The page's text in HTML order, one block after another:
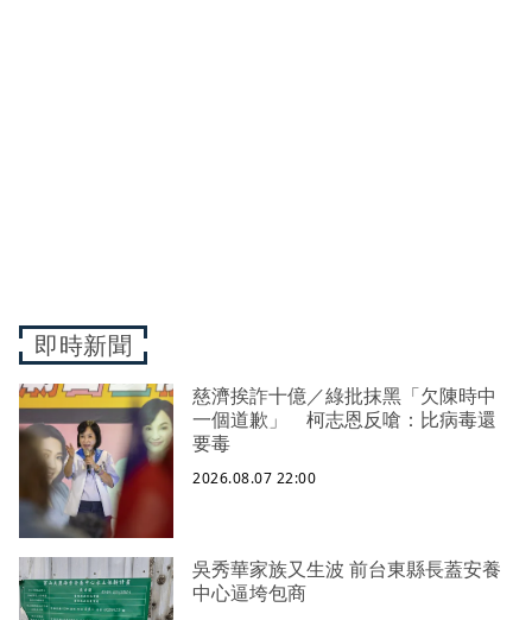
即時新聞
慈濟挨詐十億／綠批抹黑「欠陳時中
一個道歉」 柯志恩反嗆：比病毒還
要毒
2026.08.07 22:00
吳秀華家族又生波 前台東縣長蓋安養
中心逼垮包商